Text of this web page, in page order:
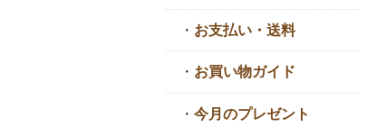
・ お支払い・送料
・ お買い物ガイド
・ 今月のプレゼント